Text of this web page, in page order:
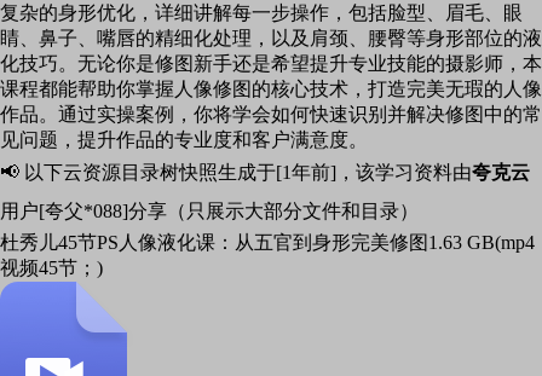
复杂的身形优化，详细讲解每一步操作，包括脸型、眉毛、眼
睛、鼻子、嘴唇的精细化处理，以及肩颈、腰臀等身形部位的液
化技巧。无论你是修图新手还是希望提升专业技能的摄影师，本
课程都能帮助你掌握人像修图的核心技术，打造完美无瑕的人像
作品。通过实操案例，你将学会如何快速识别并解决修图中的常
见问题，提升作品的专业度和客户满意度。
📢 以下云资源目录树快照生成于[1年前]，该学习资料由夸克云
用户[夸父*088]分享（只展示大部分文件和目录）
杜秀儿45节PS人像液化课：从五官到身形完美修图 1.63 GB(mp4
视频45节；)